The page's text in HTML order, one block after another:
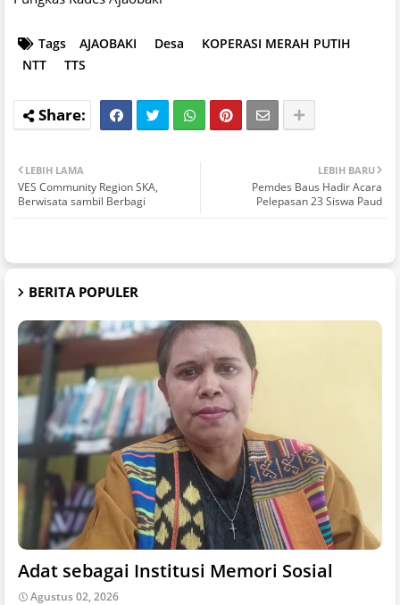
Tags AJAOBAKI Desa
KOPERASI MERAH PUTIH
NTT
TTS
LEBIH BARU
Pemdes Baus Hadir Acara
Pelepasan 23 Siswa Paud
LEBIH LAMA
VES Community Region SKA,
Berwisata sambil Berbagi
BERITA POPULER
Adat sebagai Institusi Memori Sosial
Agustus 02, 2026